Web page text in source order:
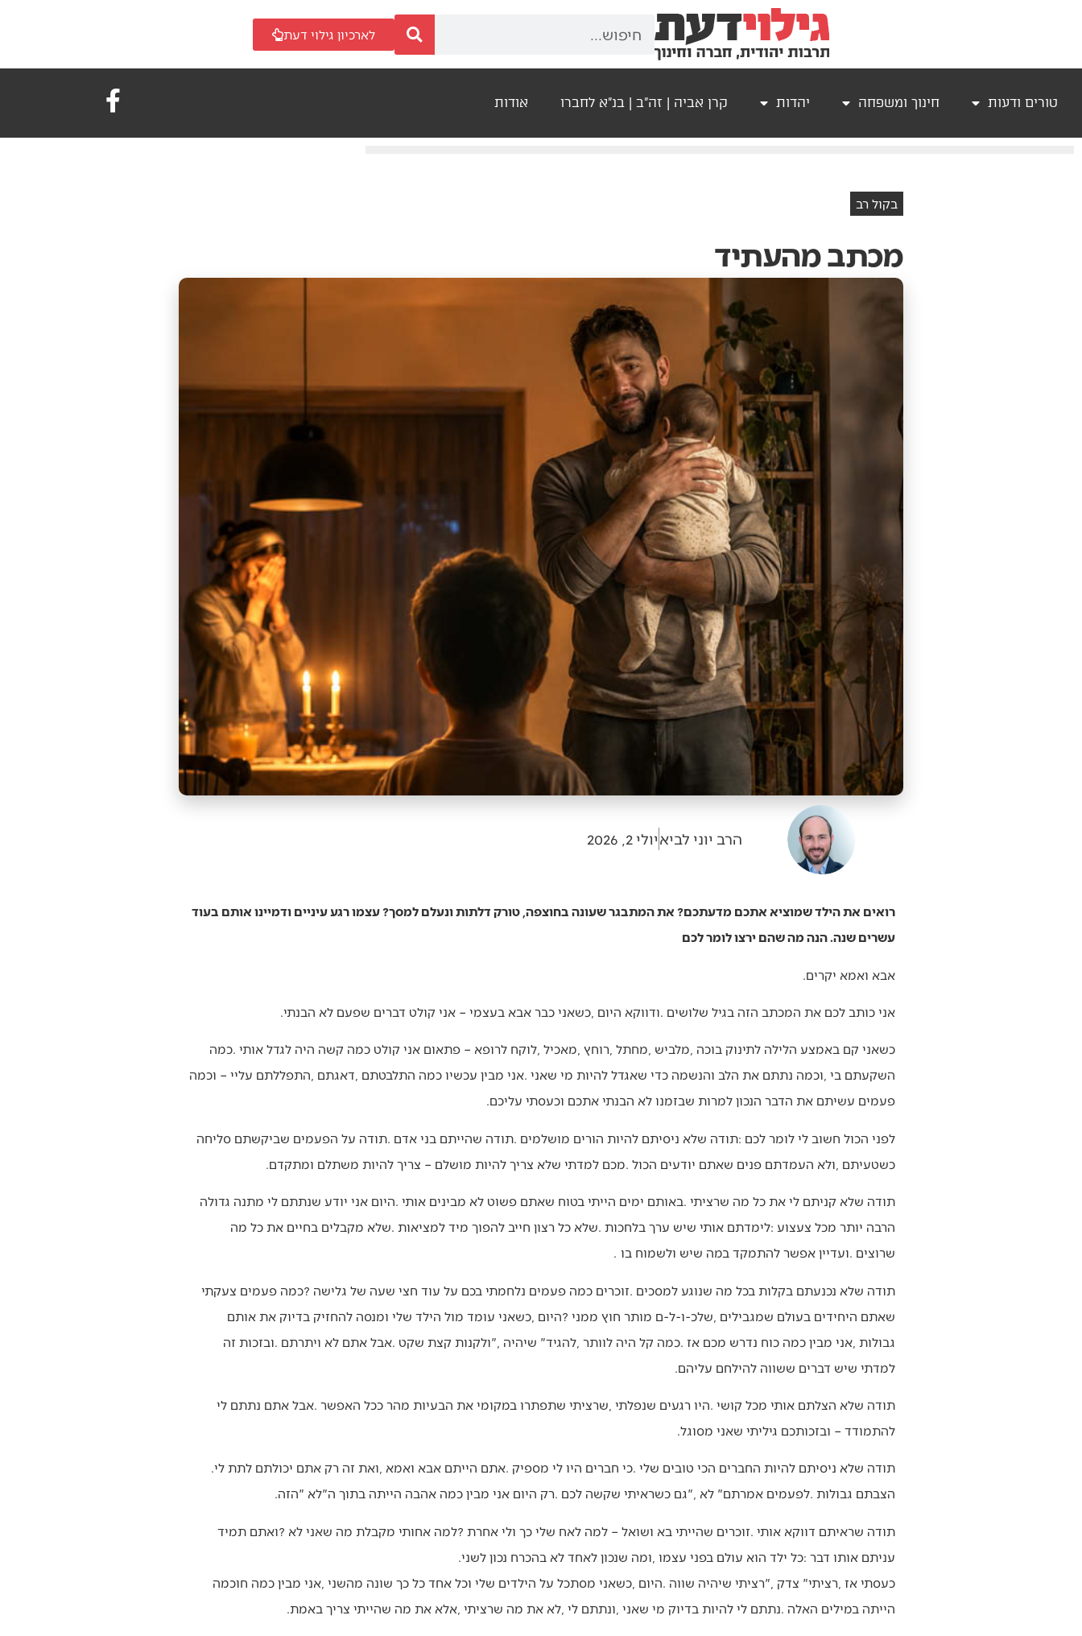
לארכיון גילוי דעת
טורים ודעות חינוך ומשפחה יהדות קרן אביה | זה"ב | בנ"א לחברו אודות
בקול רב
מכתב מהעתיד
הרב יוני לביאיולי 2, 2026
רואים את הילד שמוציא אתכם מדעתכם? את המתבגר שעונה בחוצפה, טורק דלתות ונעלם למסך? עצמו רגע עיניים ודמיינו אותם בעוד
עשרים שנה. הנה מה שהם ירצו לומר לכם
אבא‭ ‬ואמא‭ ‬יקרים‭.‬
אני‭ ‬כותב‭ ‬לכם‭ ‬את‭ ‬המכתב‭ ‬הזה‭ ‬בגיל‭ ‬שלושים‭. ‬ודווקא‭ ‬היום‭, ‬כשאני‭ ‬כבר‭ ‬אבא‭ ‬בעצמי‭ – ‬אני‭ ‬קולט‭ ‬דברים‭ ‬שפעם‭ ‬לא‭ ‬הבנתי‭.‬
‬פעמים‭ ‬עשיתם‭ ‬את‭ ‬הדבר‭ ‬הנכון‭ ‬למרות‭ ‬שבזמנו‭ ‬לא‭ ‬הבנתי‭ ‬אתכם‭ ‬וכעסתי‭ ‬עליכם‭.‬
‬כשטעיתם‭, ‬ולא‭ ‬העמדתם‭ ‬פנים‭ ‬שאתם‭ ‬יודעים‭ ‬הכול‭. ‬מכם‭ ‬למדתי‭ ‬שלא‭ ‬צריך‭ ‬להיות‭ ‬מושלם‭ – ‬צריך‭ ‬להיות‭ ‬משתלם‭ ‬ומתקדם‭.‬
‬שרוצים‭. ‬ועדיין‭ ‬אפשר‭ ‬להתמקד‭ ‬במה‭ ‬שיש‭ ‬ולשמוח‭ ‬בו‭.
‬למדתי‭ ‬שיש‭ ‬דברים‭ ‬ששווה‭ ‬להילחם‭ ‬עליהם‭.‬
‬להתמודד‭ – ‬ובזכותכם‭ ‬גיליתי‭ ‬שאני‭ ‬מסוגל‭.‬
תודה‭ ‬שלא‭ ‬ניסיתם‭ ‬להיות‭ ‬החברים‭ ‬הכי‭ ‬טובים‭ ‬שלי‭. ‬כי‭ ‬חברים‭ ‬היו‭ ‬לי‭ ‬מספיק‭. ‬אתם‭ ‬הייתם‭ ‬אבא‭ ‬ואמא‭, ‬ואת‭ ‬זה‭ ‬רק‭ ‬אתם‭ ‬יכולתם‭ ‬לתת‭ ‬לי‭.
‬הצבתם‭ ‬גבולות‭. ‬לפעמים‭ ‬אמרתם‭ ‬‮"‬לא‮"‬‭, ‬גם‭ ‬כשראיתי‭ ‬שקשה‭ ‬לכם‭. ‬רק‭ ‬היום‭ ‬אני‭ ‬מבין‭ ‬כמה‭ ‬אהבה‭ ‬הייתה‭ ‬בתוך‭ ‬ה"לא‮"‬‭ ‬הזה‭.‬
‬עניתם‭ ‬אותו‭ ‬דבר‭: ‬כל‭ ‬ילד‭ ‬הוא‭ ‬עולם‭ ‬בפני‭ ‬עצמו‭, ‬ומה‭ ‬שנכון‭ ‬לאחד‭ ‬לא‭ ‬בהכרח‭ ‬נכון‭ ‬לשני‭. ‬
‬הייתה‭ ‬במילים‭ ‬האלה‭. ‬נתתם‭ ‬לי‭ ‬להיות‭ ‬בדיוק‭ ‬מי‭ ‬שאני‭, ‬ונתתם‭ ‬לי‭, ‬לא‭ ‬את‭ ‬מה‭ ‬שרציתי‭, ‬אלא‭ ‬את‭ ‬מה‭ ‬שהייתי‭ ‬צריך‭ ‬באמת‭.‬